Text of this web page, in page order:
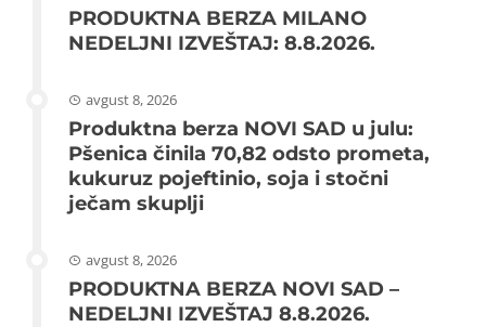
PRODUKTNA BERZA MILANO
NEDELJNI IZVEŠTAJ: 8.8.2026.
avgust 8, 2026
Produktna berza NOVI SAD u julu:
Pšenica činila 70,82 odsto prometa,
kukuruz pojeftinio, soja i stočni
ječam skuplji
avgust 8, 2026
PRODUKTNA BERZA NOVI SAD –
NEDELJNI IZVEŠTAJ 8.8.2026.